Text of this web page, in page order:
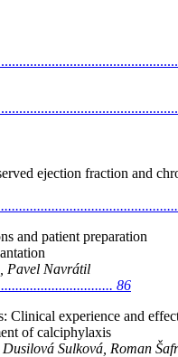
ejection fraction and
and patient preparation
Pavel Navrátil
86
Clinical experience and
of calciphylaxis
Sulková, Roman